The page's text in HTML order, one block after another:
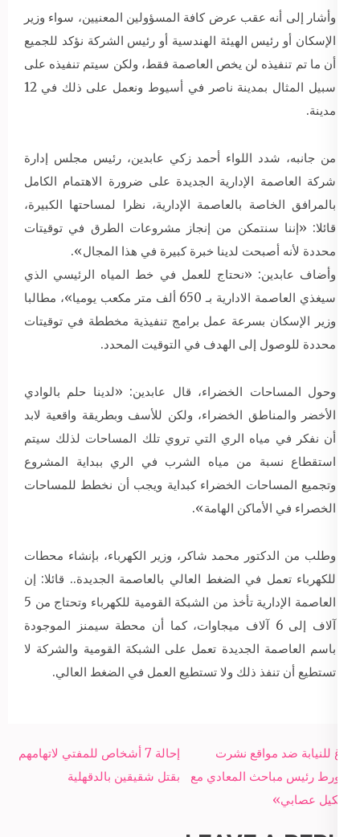
وأشار إلى أنه عقب عرض كافة المسؤولين المعنيين، سواء وزير
الإسكان أو رئيس الهيئة الهندسية أو رئيس الشركة نؤكد للجميع
أن ما تم تنفيذه لن يخص العاصمة فقط، ولكن سيتم تنفيذه على
سبيل المثال بمدينة ناصر في أسيوط ونعمل على ذلك في 12
مدينة.
من جانبه، شدد اللواء أحمد زكي عابدين، رئيس مجلس إدارة
شركة العاصمة الإدارية الجديدة على ضرورة الاهتمام الكامل
بالمرافق الخاصة بالعاصمة الإدارية، نظرا لمساحتها الكبيرة،
قائلا: «إننا سنتمكن من إنجاز مشروعات الطرق في توقيتات
محددة لأنه أصبحت لدينا خبرة كبيرة في هذا المجال».
وأضاف عابدين: «نحتاج للعمل في خط المياه الرئيسي الذي
سيغذي العاصمة الادارية بـ 650 ألف متر مكعب يوميا»، مطالبا
وزير الإسكان بسرعة عمل برامج تنفيذية مخططة في توقيتات
محددة للوصول إلى الهدف في التوقيت المحدد.
وحول المساحات الخضراء، قال عابدين: «لدينا حلم بالوادي
الأخضر والمناطق الخضراء، ولكن للأسف وبطريقة واقعية لابد
أن نفكر في مياه الري التي تروي تلك المساحات لذلك سيتم
استقطاع نسبة من مياه الشرب في الري ببداية المشروع
وتجميع المساحات الخضراء كبداية ويجب أن نخطط للمساحات
الخصراء في الأماكن الهامة».
وطلب من الدكتور محمد شاكر، وزير الكهرباء، بإنشاء محطات
للكهرباء تعمل في الضغط العالي بالعاصمة الجديدة.. قائلا: إن
العاصمة الإدارية تأخذ من الشبكة القومية للكهرباء وتحتاج من 5
آلاف إلى 6 آلاف ميجاوات، كما أن محطة سيمنز الموجودة
باسم العاصمة الجديدة تعمل على الشبكة القومية والشركة لا
تستطيع أن تنفذ ذلك ولا تستطيع العمل في الضغط العالي.
Post
navigation
إحالة 7 أشخاص للمفتي لاتهامهم
بقتل شقيقين بالدقهلية
بلاغ للنيابة ضد مواقع نشرت
«تورط رئيس مباحث المعادي مع
تشكيل عصابي»